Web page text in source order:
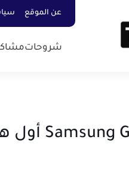
عن الموقع
شروحات